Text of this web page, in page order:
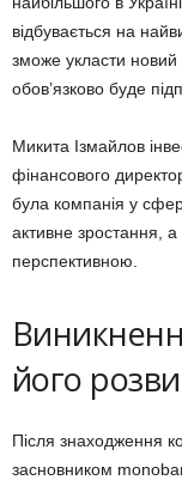
відбувається на
зможе укласти новий
обов’язково буде
Микита Ізмайлов
фінансового
була компанія у
активне зростання,
перспективною.
його
Після знаходження
засновником